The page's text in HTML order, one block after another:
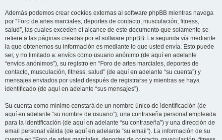
Además podemos crear cookies externas al software phpBB mientras navega
por “Foro de artes marciales, deportes de contacto, musculación, fitness,
salud”, las cuales exceden el alcance de este documento que solamente se
refiere a las páginas creadas por el software phpBB. La segunda vía mediante
la que obtenemos su información es mediante lo que usted envía. Esto puede
ser, y no limitado a: envíos como usuario anónimo (de aquí en adelante
“envíos anónimos”), su registro en “Foro de artes marciales, deportes de
contacto, musculación, fitness, salud” (de aquí en adelante “su cuenta”) y
mensajes enviados por usted después de registrarse y mientras se haya
identificado (de aquí en adelante “sus mensajes”).
Su cuenta como mínimo constará de un nombre único de identificación (de
aquí en adelante “su nombre de usuario”), una contraseña personal empleada
para la identificación (de aquí en adelante “su contraseña”) y una dirección de
email personal válida (de aquí en adelante “su email”). La información de su